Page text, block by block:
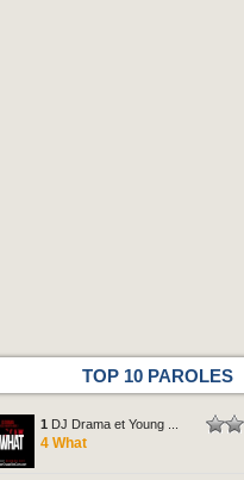
TOP 10 PAROLES
1 DJ Drama et Young ...
4 What